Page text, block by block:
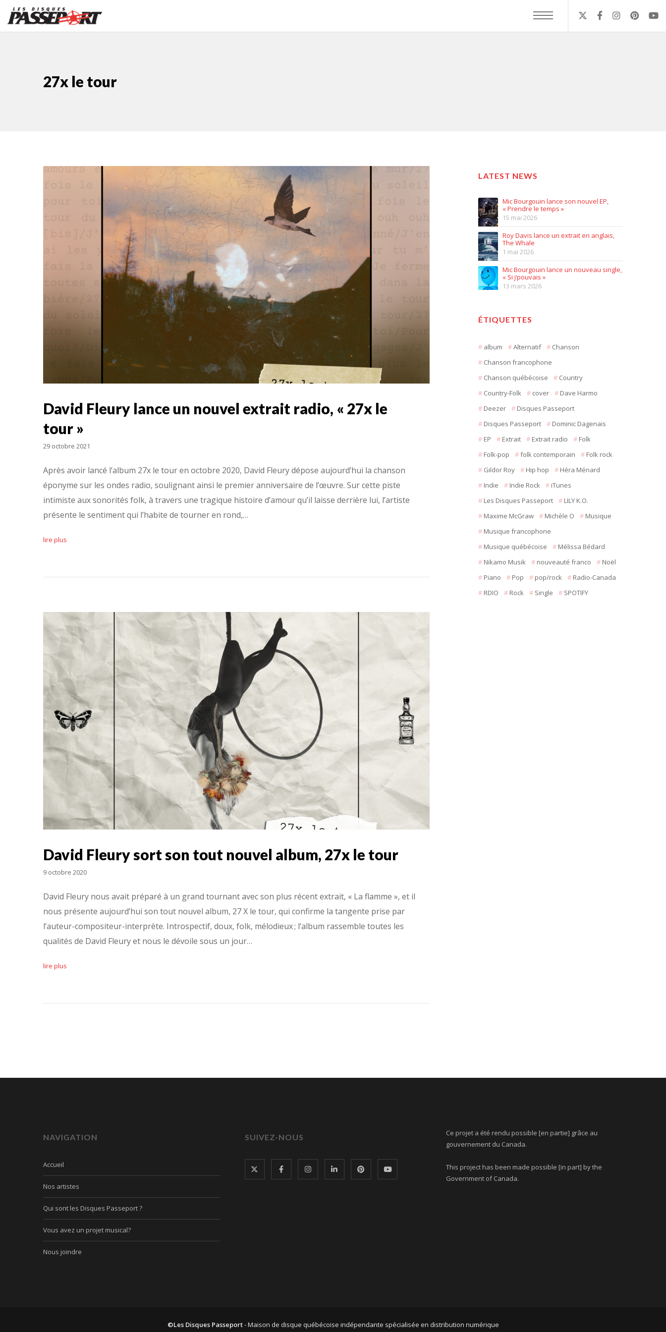
27x le tour
David Fleury lance un nouvel extrait radio, « 27x le
tour »
29 octobre 2021
Après avoir lancé l’album 27x le tour en octobre 2020, David Fleury dépose aujourd’hui la chanson
éponyme sur les ondes radio, soulignant ainsi le premier anniversaire de l’œuvre. Sur cette piste
intimiste aux sonorités folk, à travers une tragique histoire d’amour qu’il laisse derrière lui, l’artiste
présente le sentiment qui l’habite de tourner en rond,…
lire plus
David Fleury sort son tout nouvel album, 27x le tour
9 octobre 2020
David Fleury nous avait préparé à un grand tournant avec son plus récent extrait, « La flamme », et il
nous présente aujourd’hui son tout nouvel album, 27 X le tour, qui confirme la tangente prise par
l’auteur-compositeur-interprète. Introspectif, doux, folk, mélodieux ; l’album rassemble toutes les
qualités de David Fleury et nous le dévoile sous un jour…
lire plus
LATEST NEWS
Mic Bourgouin lance son nouvel EP,
« Prendre le temps »
15 mai 2026
Roy Davis lance un extrait en anglais,
The Whale
1 mai 2026
Mic Bourgouin lance un nouveau single,
« Si j’pouvais »
13 mars 2026
ÉTIQUETTES
album Alternatif
Chanson
Chanson francophone
Chanson québécoise
Country
Country-Folk
cover
Dave Harmo
Deezer
Disques Passeport
Disques Passeport
Dominic Dagenais
EP
Extrait Extrait radio
Folk
Folk-pop
folk contemporain
Folk rock
Gildor Roy
Hip hop
Héra Ménard
Indie
Indie Rock
iTunes
Les Disques Passeport
LILY K.O.
Maxime McGraw
Michèle O
Musique
Musique francophone
Musique québécoise
Mélissa Bédard
Nikamo Musik
nouveauté franco
Noël
Piano
Pop pop/rock
Radio-Canada
RDIO
Rock Single SPOTIFY
NAVIGATION
Accueil
Nos artistes
Qui sont les Disques Passeport ?
Vous avez un projet musical?
Nous joindre
SUIVEZ-NOUS
Ce projet a été rendu possible [en partie] grâce au
gouvernement du Canada.
This project has been made possible [in part] by the
Government of Canada.
©Les Disques Passeport- Maison de disque québécoise indépendante spécialisée en distribution numérique